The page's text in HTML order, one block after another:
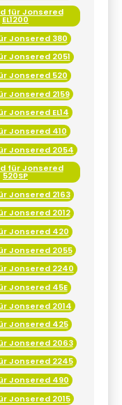
für Jonsered
EL1200
Jonsered 380
Jonsered 2051
Jonsered 520
Jonsered 2159
Jonsered EL14
Jonsered 410
Jonsered 2054
für Jonsered
520SP
Jonsered 2163
Jonsered 2012
Jonsered 420
Jonsered 2055
Jonsered 2240
Jonsered 45E
Jonsered 2014
Jonsered 425
Jonsered 2063
Jonsered 2245
Jonsered 490
Jonsered 2015